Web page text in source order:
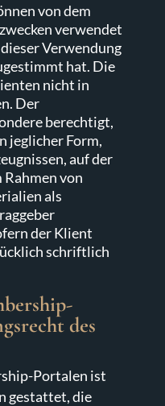
von dem
verwendet
Verwendung
hat. Die
nicht in
Der
berechtigt,
jeglicher Form,
auf der
von
als
der Klient
schriftlich
des
Portalen ist
gestattet, die